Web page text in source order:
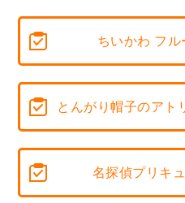
ちいかわ フル
とんがり帽子のアト
名探偵プリキ